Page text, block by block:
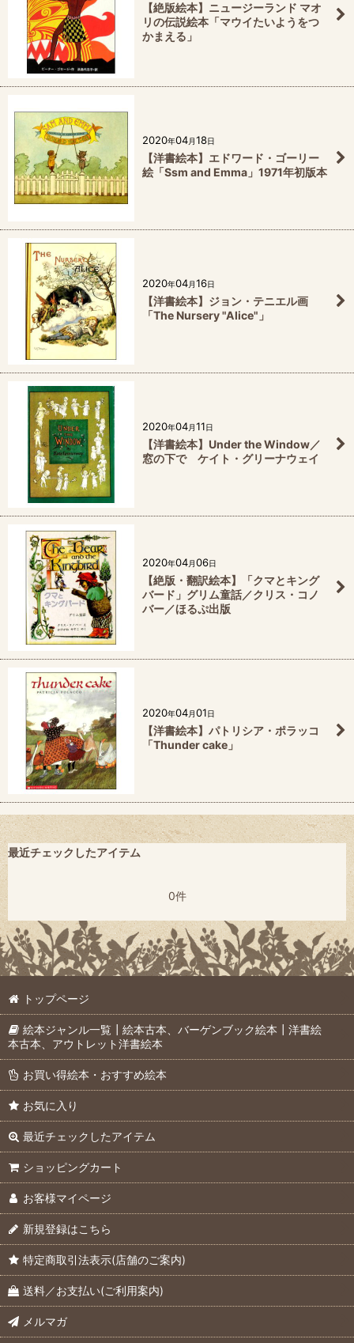
【絶版絵本】ニュージーランド マオ
リの伝説絵本「マウイたいようをつ
かまえる」
2020年04月18日
【洋書絵本】エドワード・ゴーリー
絵「Ssm and Emma」1971年初版本
2020年04月16日
【洋書絵本】ジョン・テニエル画
「The Nursery "Alice"」
2020年04月11日
【洋書絵本】Under the Window／
窓の下で ケイト・グリーナウェイ
2020年04月06日
【絶版・翻訳絵本】「クマとキング
バード」グリム童話／クリス・コノ
バー／ほるぷ出版
2020年04月01日
【洋書絵本】パトリシア・ポラッコ
「Thunder cake」
最近チェックしたアイテム
0件
トップページ
絵本ジャンル一覧┃絵本古本、バーゲンブック絵本┃洋書絵
本古本、アウトレット洋書絵本
お買い得絵本・おすすめ絵本
お気に入り
最近チェックしたアイテム
ショッピングカート
お客様マイページ
新規登録はこちら
特定商取引法表示(店舗のご案内)
送料／お支払い(ご利用案内)
メルマガ